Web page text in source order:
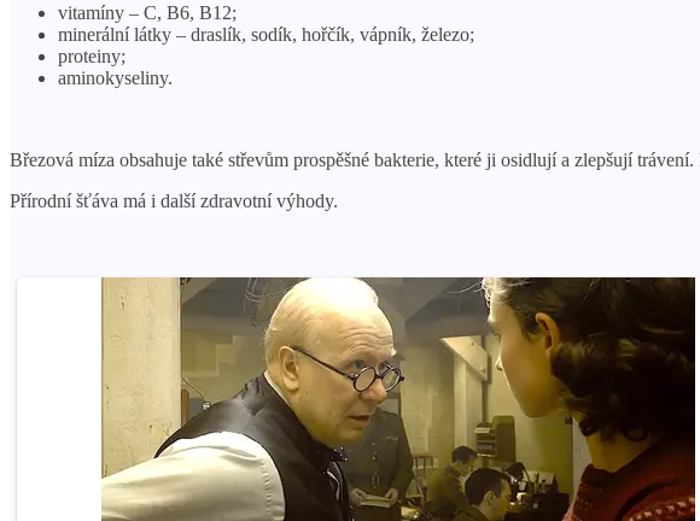
vitamíny – C, B6, B12;
minerální látky – draslík, sodík, hořčík, vápník, železo;
proteiny;
aminokyseliny.
Březová míza obsahuje také střevům prospěšné bakterie, které ji osidlují a zlepšují
Přírodní šťáva má i další zdravotní výhody.